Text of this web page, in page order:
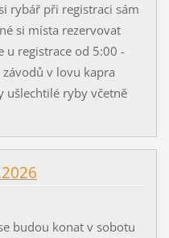
rybář při registraci sám
si místa rezervovat
u registrace od 5:00 -
v lovu kapra
ušlechtilé ryby včetně
budou konat v sobotu